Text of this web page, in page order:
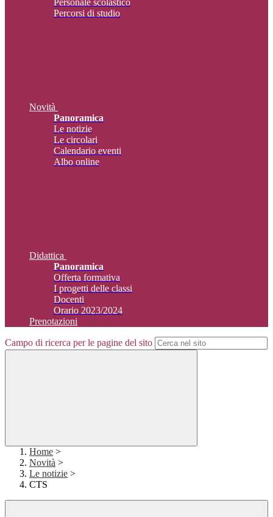
Personale scolastico
Percorsi di studio
Novità
Panoramica
Le notizie
Le circolari
Calendario eventi
Albo online
Didattica
Panoramica
Offerta formativa
I progetti delle classi
Docenti
Orario 2023/2024
Prenotazioni
Campo di ricerca per le pagine del sito
Home >
Novità >
Le notizie >
CTS